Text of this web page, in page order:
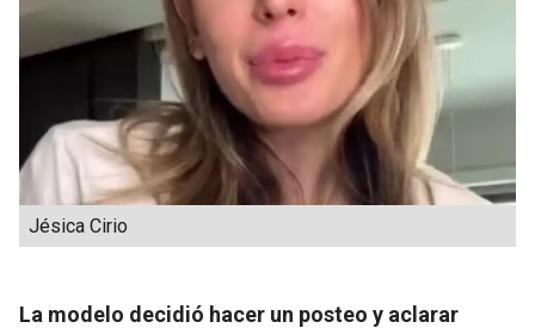
Jésica Cirio
La modelo decidió hacer un posteo y aclarar